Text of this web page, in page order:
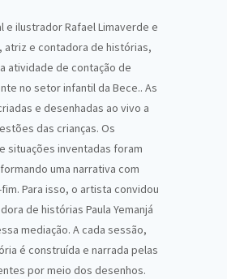
e ilustrador Rafael Limaverde e
atriz e contadora de histórias,
atividade de contação de
no setor infantil da Bece.. As
e desenhadas ao vivo a
das crianças. Os
situações inventadas foram
uma narrativa com
Para isso, o artista convidou
de histórias Paula Yemanjá
mediação. A cada sessão,
é construída e narrada pelas
por meio dos desenhos.